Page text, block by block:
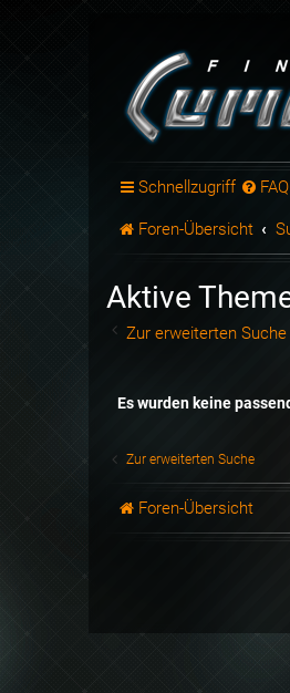
Schnellzugriff FAQ
Foren-Übersicht
Aktive
Zur erweiterten Suche
Es wurden keine
Zur erweiterten Suche
Foren-Übersicht